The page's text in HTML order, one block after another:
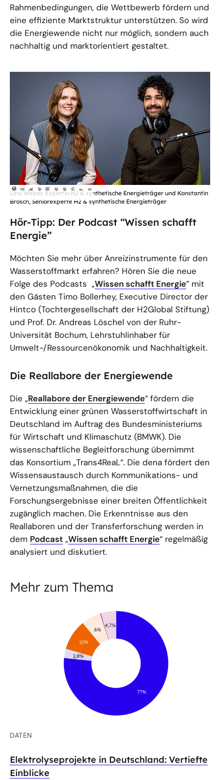
Rahmenbedingungen, die Wettbewerb fördern und
eine effiziente Marktstruktur unterstützen. So wird
die Energiewende nicht nur möglich, sondern auch
nachhaltig und marktorientiert gestaltet.
©
S i lke Reents
Lina Weber, Expertin H2 & synthetische Energieträger und Konstantin
Brosch, Seniorexperte H2 & synthetische Energieträger
Hör-Tipp: Der Podcast “Wissen schafft
Energie”
Möchten Sie mehr über Anreizinstrumente für den
Wasserstoffmarkt erfahren? Hören Sie die neue
Folge des Podcasts „Wissen schafft Energie” mit
den Gästen Timo Bollerhey, Executive Director der
Hintco (Tochtergesellschaft der H2Global Stiftung)
und Prof. Dr. Andreas Löschel von der Ruhr-
Universität Bochum, Lehrstuhlinhaber für
Umwelt-/Ressourcenökonomik und Nachhaltigkeit.
Die Reallabore der Energiewende
Die „Reallabore der Energiewende“ fördern die
Entwicklung einer grünen Wasserstoffwirtschaft in
Deutschland im Auftrag des Bundesministeriums
für Wirtschaft und Klimaschutz (BMWK). Die
wissenschaftliche Begleitforschung übernimmt
das Konsortium „Trans4ReaL“. Die dena fördert den
Wissensaustausch durch Kommunikations- und
Vernetzungsmaßnahmen, die die
Forschungsergebnisse einer breiten Öffentlichkeit
zugänglich machen. Die Erkenntnisse aus den
Reallaboren und der Transferforschung werden in
dem Podcast „Wissen schafft Energie“ regelmäßig
analysiert und diskutiert.
Mehr zum Thema
DATEN
Elektrolyseprojekte in Deutschland: Vertiefte
Einblicke